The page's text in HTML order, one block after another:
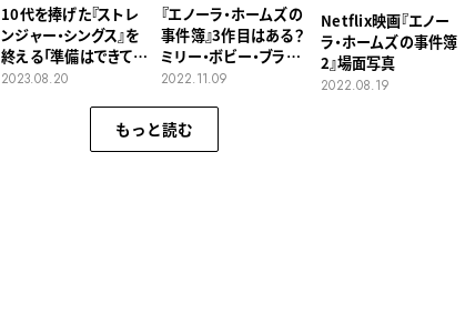
10代を捧げた『ストレ
ンジャー・シングス』を
終える「準備はできてい
る」、イレブン役が明か
2023.08.20
『エノーラ・ホームズの
事件簿』3作目はある？
ミリー・ボビー・ブラウ
ンが回答
2022.11.09
Netflix映画『エノー
ラ・ホームズの事件簿
2』場面写真
2022.08.19
もっと読む